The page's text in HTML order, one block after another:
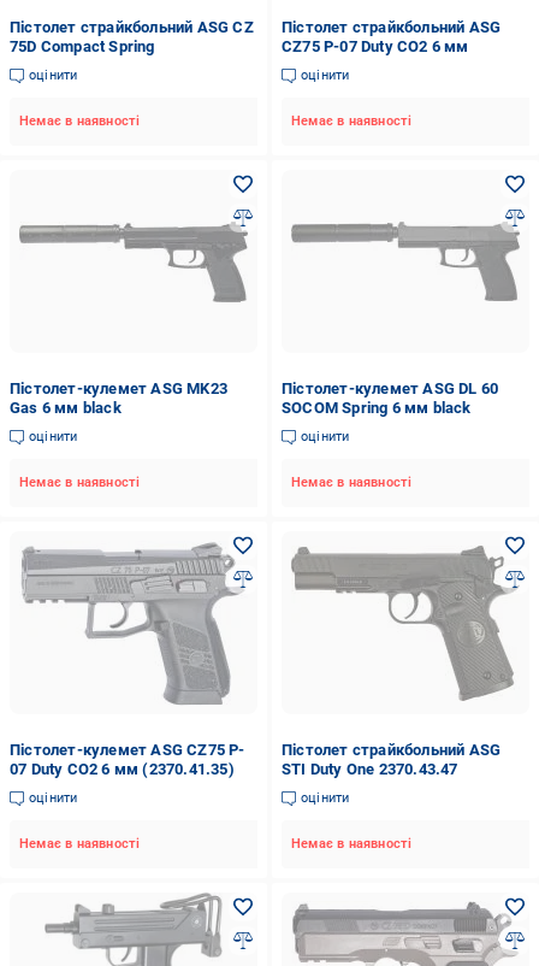
Пістолет страйкбольний ASG CZ
75D Compact Spring
оцінити
Немає в наявності
Пістолет страйкбольний ASG
CZ75 P-07 Duty CO2 6 мм
оцінити
Немає в наявності
Пістолет-кулемет ASG MK23
Gas 6 мм black
оцінити
Немає в наявності
Пістолет-кулемет ASG DL 60
SOCOM Spring 6 мм black
оцінити
Немає в наявності
Пістолет-кулемет ASG CZ75 P-
07 Duty CO2 6 мм (2370.41.35)
оцінити
Немає в наявності
Пістолет страйкбольний ASG
STI Duty One 2370.43.47
оцінити
Немає в наявності